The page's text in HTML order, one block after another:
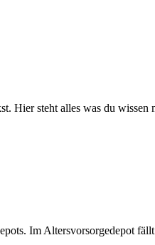
Hier steht alles was du wissen
Im Altersvorsorgedepot